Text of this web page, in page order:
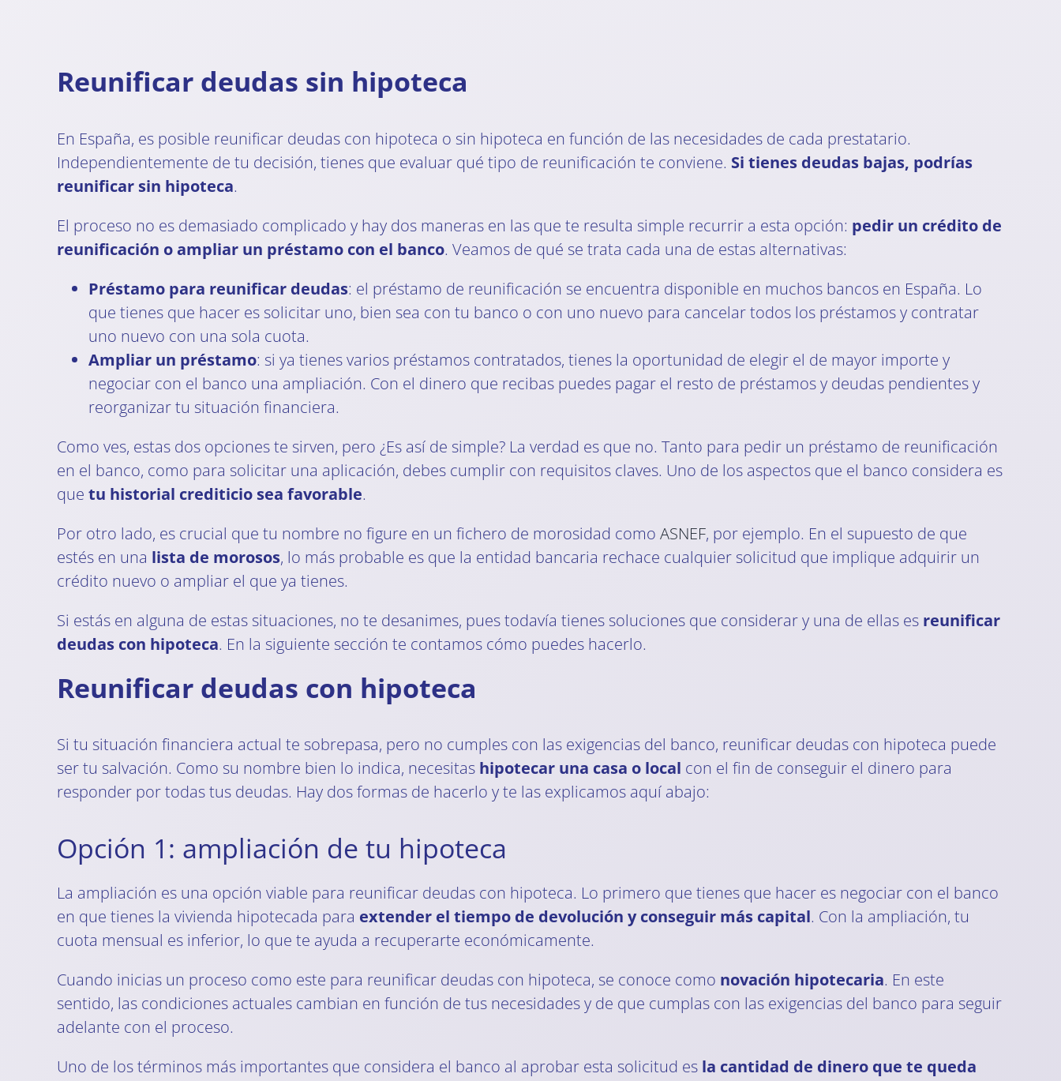
Reunificar deudas sin hipoteca
En España, es posible reunificar deudas con hipoteca o sin hipoteca en función de las necesidades de cada prestatario.
Independientemente de tu decisión, tienes que evaluar qué tipo de reunificación te conviene. Si tienes deudas bajas, podrías
reunificar sin hipoteca.
El proceso no es demasiado complicado y hay dos maneras en las que te resulta simple recurrir a esta opción: pedir un crédito de
reunificación o ampliar un préstamo con el banco. Veamos de qué se trata cada una de estas alternativas:
Préstamo para reunificar deudas: el préstamo de reunificación se encuentra disponible en muchos bancos en España. Lo
que tienes que hacer es solicitar uno, bien sea con tu banco o con uno nuevo para cancelar todos los préstamos y contratar
uno nuevo con una sola cuota.
Ampliar un préstamo: si ya tienes varios préstamos contratados, tienes la oportunidad de elegir el de mayor importe y
negociar con el banco una ampliación. Con el dinero que recibas puedes pagar el resto de préstamos y deudas pendientes y
reorganizar tu situación financiera.
Como ves, estas dos opciones te sirven, pero ¿Es así de simple? La verdad es que no. Tanto para pedir un préstamo de reunificación
en el banco, como para solicitar una aplicación, debes cumplir con requisitos claves. Uno de los aspectos que el banco considera es
que tu historial crediticio sea favorable.
Por otro lado, es crucial que tu nombre no figure en un fichero de morosidad como ASNEF, por ejemplo. En el supuesto de que
estés en una lista de morosos, lo más probable es que la entidad bancaria rechace cualquier solicitud que implique adquirir un
crédito nuevo o ampliar el que ya tienes.
Si estás en alguna de estas situaciones, no te desanimes, pues todavía tienes soluciones que considerar y una de ellas es reunificar
deudas con hipoteca. En la siguiente sección te contamos cómo puedes hacerlo.
Reunificar deudas con hipoteca
Si tu situación financiera actual te sobrepasa, pero no cumples con las exigencias del banco, reunificar deudas con hipoteca puede
ser tu salvación. Como su nombre bien lo indica, necesitas hipotecar una casa o local con el fin de conseguir el dinero para
responder por todas tus deudas. Hay dos formas de hacerlo y te las explicamos aquí abajo:
Opción 1: ampliación de tu hipoteca
La ampliación es una opción viable para reunificar deudas con hipoteca. Lo primero que tienes que hacer es negociar con el banco
en que tienes la vivienda hipotecada para extender el tiempo de devolución y conseguir más capital. Con la ampliación, tu
cuota mensual es inferior, lo que te ayuda a recuperarte económicamente.
Cuando inicias un proceso como este para reunificar deudas con hipoteca, se conoce como novación hipotecaria. En este
sentido, las condiciones actuales cambian en función de tus necesidades y de que cumplas con las exigencias del banco para seguir
adelante con el proceso.
Uno de los términos más importantes que considera el banco al aprobar esta solicitud es la cantidad de dinero que te queda